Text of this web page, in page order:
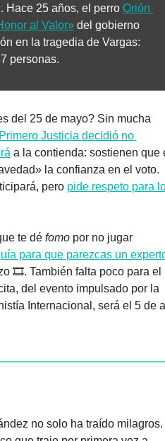
Hace 25 años, el perro Orión
al Valor» del gobierno
en la tragedia de Vargas:
personas.
del 25 de mayo? Sin mucha
Primero Justicia decidió no
a la contienda: sostienen que
la confianza en el voto.
pero pide respeto para
te dé fomo por no jugar
para que parezcas un
del evento impulsado por la
no solo ha traído milagros.